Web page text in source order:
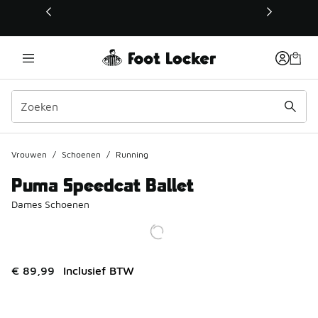
Deze link wordt geopend in een nieuw venster
Vrouwen / Schoenen / Running
Puma Speedcat Ballet
Dames Schoenen
€ 89,99 Inclusief BTW